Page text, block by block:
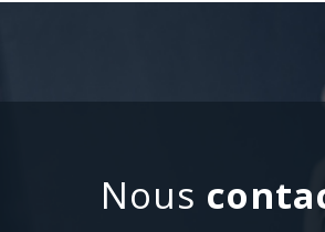
Nous